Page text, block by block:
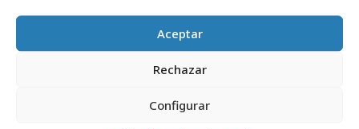
Aceptar
Rechazar
Configurar
Artículos recientes